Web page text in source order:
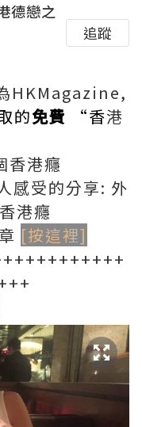
德戀之
追蹤
HKMagazine,
的免費 “香港
香港癮
感受的分享: 外
港癮
[按這裡]